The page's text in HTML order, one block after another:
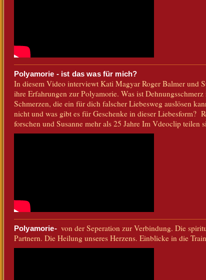
Polyamorie - ist das was für mich?
In diesem Video interviewt Kati Magyar Roger Balmer und
ihre Erfahrungen zur Polyamorie. Was ist
Schmerzen, die ein für dich falscher Liebesweg auslösen
nicht und was gibt es für Geschenke in dieser Liebesform?
forschen und Susanne mehr als 25 Jahre Im Vdeoclip teilen
Polyamorie- von der Seperation zur Verbindung. Die
Partnern. Die Heilung unseres Herzens. Einblicke in die